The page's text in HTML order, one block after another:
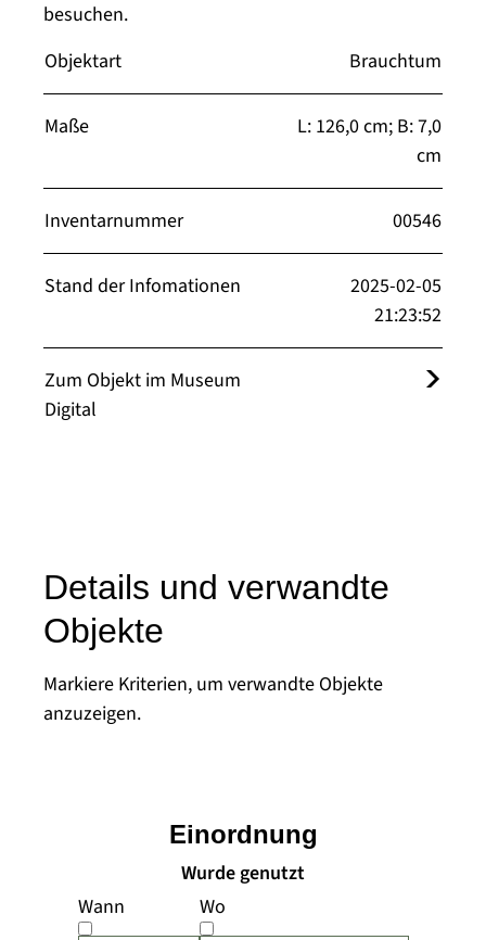
besuchen.
Objektart
Brauchtum
Maße
L: 126,0 cm; B: 7,0
cm
Inventarnummer 00546
Stand der Infomationen
2025-02-05
21:23:52
Zum Objekt im Museum
Digital
Details und verwandte
Objekte
Markiere Kriterien, um verwandte Objekte
anzuzeigen.
Wurde genutzt
Wann
Wo
Einordnung